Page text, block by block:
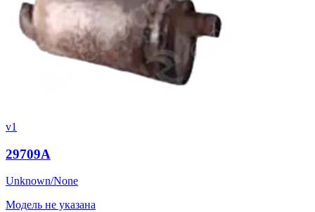
v1
29709A
Unknown/None
Модель не указана